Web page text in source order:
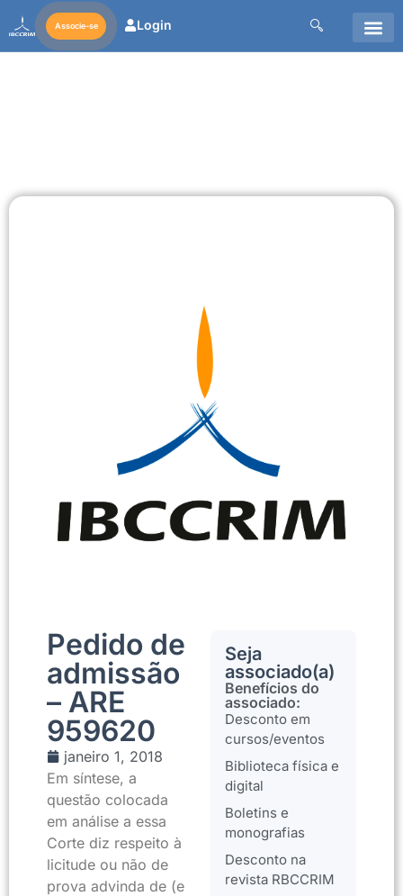
Associe-se Login
Pedido de
admissão
– ARE
959620
janeiro 1, 2018
Em síntese, a
questão colocada
em análise a essa
Corte diz respeito à
licitude ou não de
prova advinda de (e
Seja
associado(a)
Benefícios do
associado:
Desconto em
cursos/eventos
Biblioteca física e
digital
Boletins e
monografias
Desconto na
revista RBCCRIM